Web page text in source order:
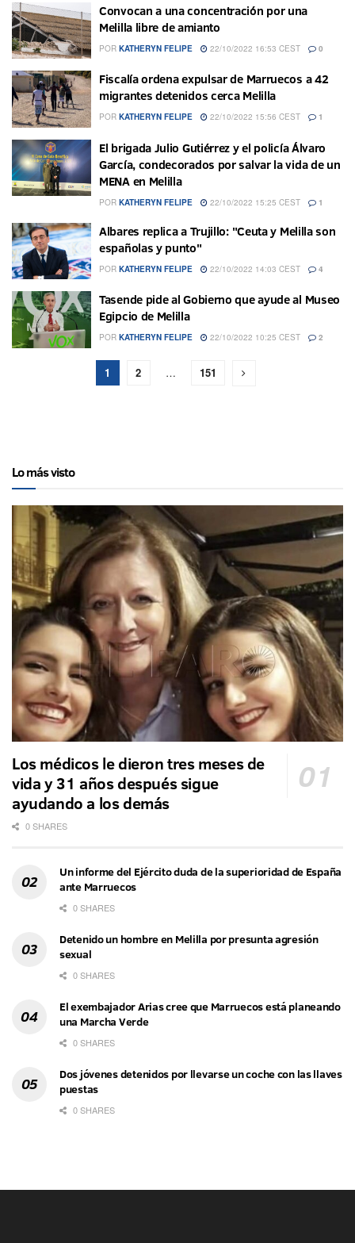
Convocan a una concentración por una
Melilla libre de amianto
POR KATHERYN FELIPE 22/10/2022 16:53 CEST 0
Fiscalía ordena expulsar de Marruecos a 42
migrantes detenidos cerca Melilla
POR KATHERYN FELIPE 22/10/2022 15:56 CEST 1
El brigada Julio Gutiérrez y el policía Álvaro
García, condecorados por salvar la vida de un
MENA en Melilla
POR KATHERYN FELIPE 22/10/2022 15:25 CEST 1
Albares replica a Trujillo: "Ceuta y Melilla son
españolas y punto"
POR KATHERYN FELIPE 22/10/2022 14:03 CEST 4
Tasende pide al Gobierno que ayude al Museo
Egipcio de Melilla
POR KATHERYN FELIPE 22/10/2022 10:25 CEST 2
1 2 … 151
Lo más visto
Los médicos le dieron tres meses de
vida y 31 años después sigue
ayudando a los demás
0 SHARES
Un informe del Ejército duda de la superioridad de España
ante Marruecos
0 SHARES
Detenido un hombre en Melilla por presunta agresión
sexual
0 SHARES
El exembajador Arias cree que Marruecos está planeando
una Marcha Verde
0 SHARES
Dos jóvenes detenidos por llevarse un coche con las llaves
puestas
0 SHARES